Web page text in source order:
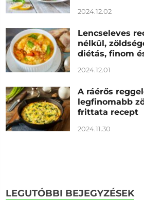
2024.12.02
Lencseleves
nélkül,
diétás, finom
2024.12.01
A ráérős
legfinomabb
frittata recept
2024.11.30
LEGUTÓBBI BEJEGYZÉSEK